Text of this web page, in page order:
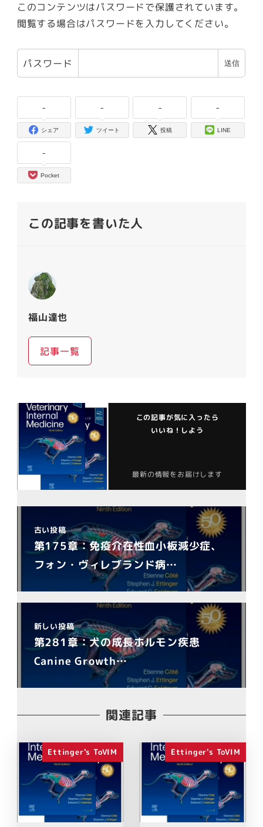
このコンテンツはパスワードで保護されています。
閲覧する場合はパスワードを入力してください。
パスワード
-
シェア
-
ツイート
-
投稿
-
LINE
-
Pocket
この記事を書いた人
福山達也
記事一覧
この記事が気に入ったら
いいね！しよう
最新の情報をお届けします
古い投稿
第175章：免疫介在性血小板減少症、
フォン・ヴィレブランド病…
新しい投稿
第281章：犬の成長ホルモン疾患
Canine Growth…
関連記事
Ettinger's ToVIM Ettinger's ToVIM